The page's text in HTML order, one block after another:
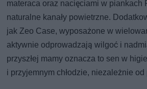
materaca oraz nacięciami w piankach
naturalne kanały powietrzne.
jak Zeo Case, wyposażone w
aktywnie odprowadzają wilgoć i
przyszłej mamy oznacza to sen w
i przyjemnym chłodzie, niezależnie od